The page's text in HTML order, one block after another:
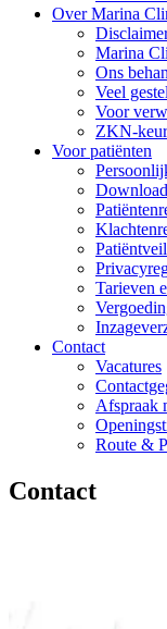
Over Marina
Marina
Ons
Veel
Voor
ZKN-
Voor patiënten
Tarieven
Contact
Vacatures
Afspraak
Route &
Contact